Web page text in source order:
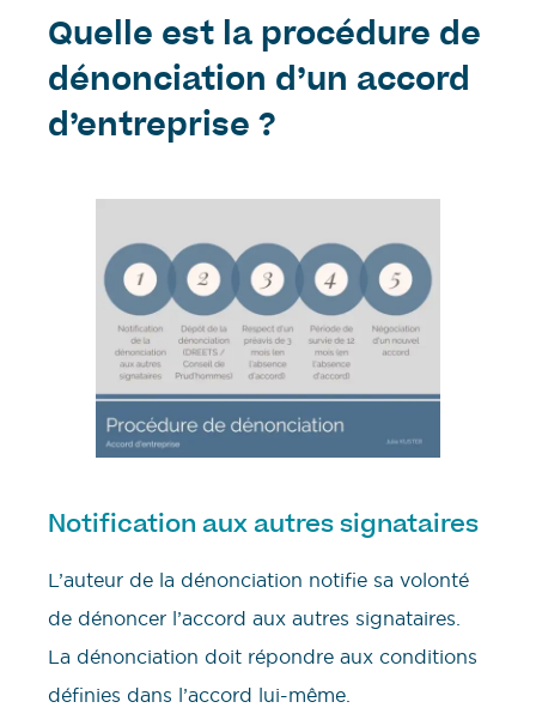
Quelle est la procédure de
dénonciation d’un accord
d’entreprise ?
Notification aux autres signataires
L’auteur de la dénonciation notifie sa volonté
de dénoncer l’accord aux autres signataires.
La dénonciation doit répondre aux conditions
définies dans l’accord lui-même.